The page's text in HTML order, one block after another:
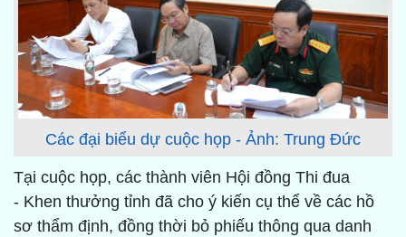
Các đại biểu dự cuộc họp - Ảnh: Trung Đức
Tại cuộc họp, các thành viên Hội đồng Thi đua
- Khen thưởng tỉnh đã cho ý kiến cụ thể về các hồ
sơ thẩm định, đồng thời bỏ phiếu thông qua danh